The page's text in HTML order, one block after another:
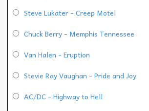
Steve Lukater - Creep Motel
Chuck Berry - Memphis Tennessee
Van Halen - Eruption
Stevie Ray Vaughan - Pride and Joy
AC/DC - Highway to Hell